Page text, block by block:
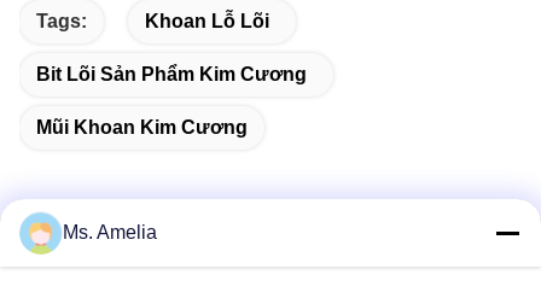
Tags: Khoan Lỗ Lõi
Bit Lõi Sản Phẩm Kim Cương
Mũi Khoan Kim Cương
Ms. Amelia